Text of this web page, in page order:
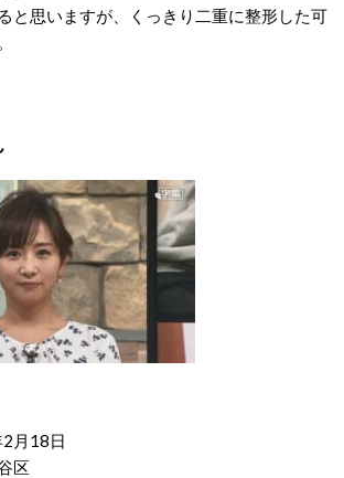
と思いますが、くっきり二重に整形した可
月18日
区